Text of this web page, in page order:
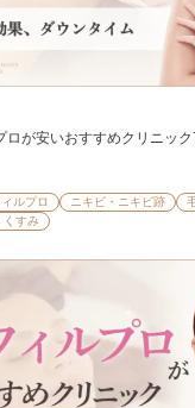
が安いおすすめクリニック
ィルプロ ニキビ・ニキビ跡
くすみ